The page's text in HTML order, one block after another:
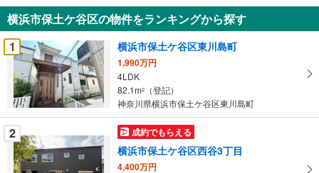
知
を
受
け
取
る
・
条
件
を
マ
横浜市保土ケ谷区の物件をランキングから探す
1
横浜市保土ケ谷区東川島町
1,990万円
4LDK
82.1m2
（登記）
神奈川県横浜市保土ケ谷区東川島町
2 成約でもらえる
横浜市保土ケ谷区西谷3丁目
4,400万円